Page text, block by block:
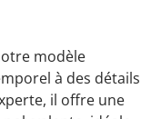
modèle
à des détails
il offre une